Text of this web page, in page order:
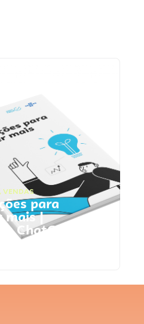
, VENDAS
para
mais |
ChatGPT